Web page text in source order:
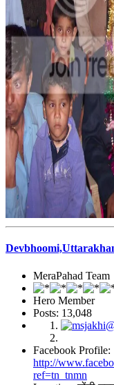
MeraPahad Team
Hero Member
Posts: 13,048
Facebook Profile:
http://
ref=tn_tnmn